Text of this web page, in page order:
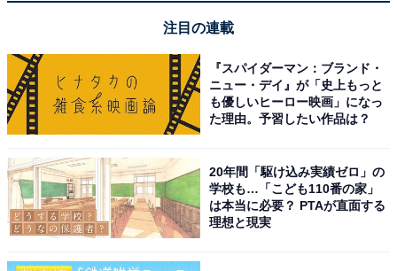
注目の連載
『スパイダーマン：ブランド・
ニュー・デイ』が「史上もっと
も優しいヒーロー映画」になっ
た理由。予習したい作品は？
20年間「駆け込み実績ゼロ」の
学校も…「こども110番の家」
は本当に必要？ PTAが直面する
理想と現実